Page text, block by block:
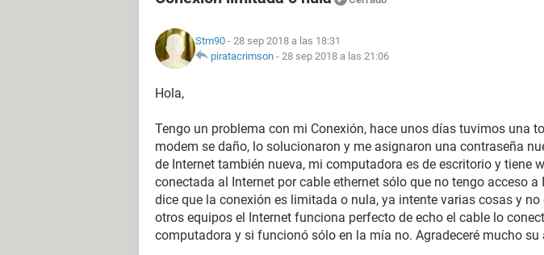
Stm90 - 28 sep 2018 a las 18:31
piratacrimson - 28 sep 2018 a las 21:06
Hola,
Tengo un problema con mi Conexión, hace unos días tuvimos una
modem se daño, lo solucionaron y me asignaron una contraseña
de Internet también nueva, mi computadora es de escritorio y tiene
conectada al Internet por cable ethernet sólo que no tengo acceso a
dice que la conexión es limitada o nula, ya intente varias cosas y no
otros equipos el Internet funciona perfecto de echo el cable lo
computadora y si funcionó sólo en la mía no. Agradeceré mucho su